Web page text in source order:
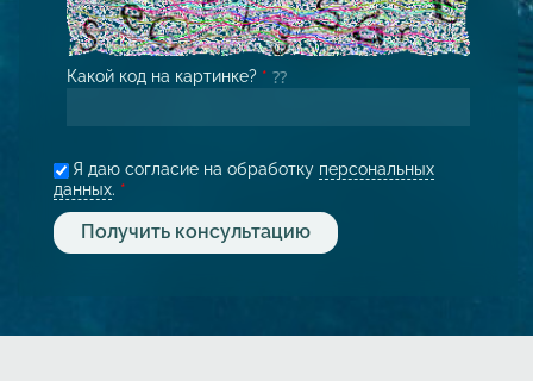
Какой код на картинке? *
Я даю согласие на обработку персональных
данных. *